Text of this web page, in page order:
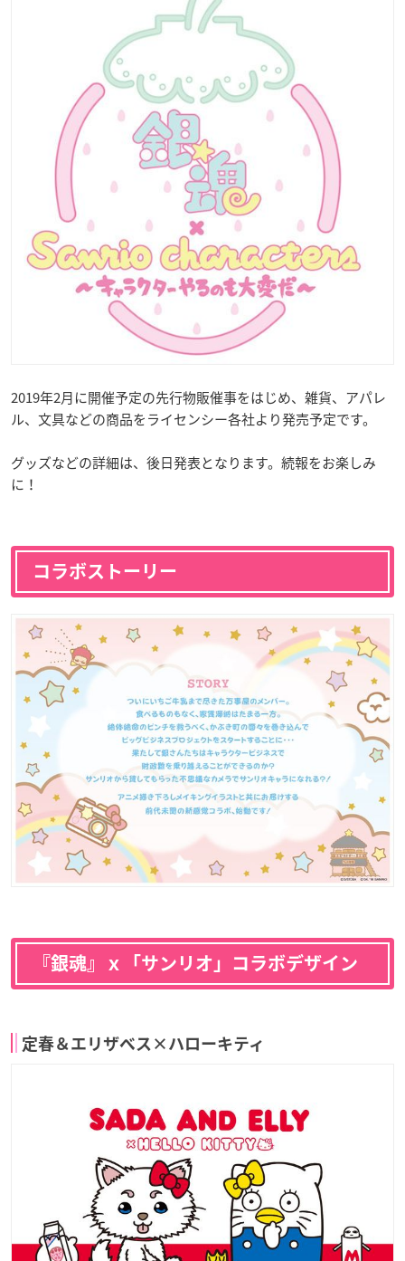
2019年2月に開催予定の先行物販催事をはじめ、雑貨、アパレ
ル、文具などの商品をライセンシー各社より発売予定です。
グッズなどの詳細は、後日発表となります。続報をお楽しみ
に！
コラボストーリー
『銀魂』ｘ「サンリオ」コラボデザイン
定春＆エリザベス×ハローキティ